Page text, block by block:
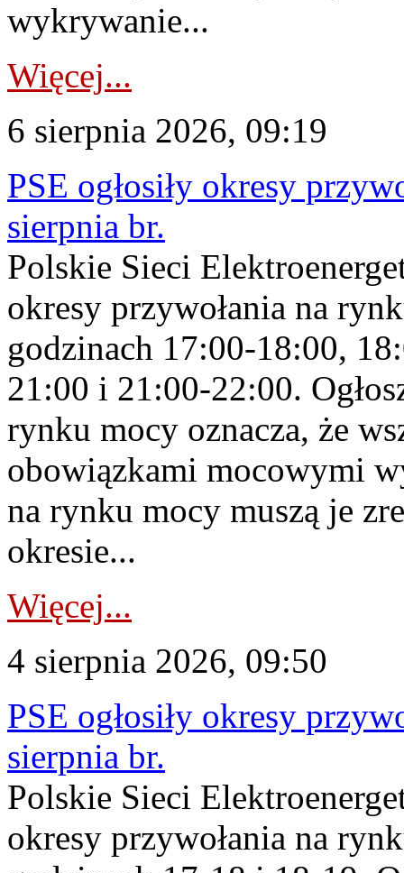
wykrywanie...
Więcej...
6 sierpnia 2026, 09:19
PSE ogłosiły okresy
sierpnia br.
Polskie Sieci
okresy przywołania na
godzinach 17:00-18:00,
21:00 i 21:00-22:00.
rynku mocy oznacza, że
obowiązkami mocowymi
na rynku mocy muszą je
okresie...
Więcej...
4 sierpnia 2026, 09:50
PSE ogłosiły okresy
sierpnia br.
Polskie Sieci
okresy przywołania na